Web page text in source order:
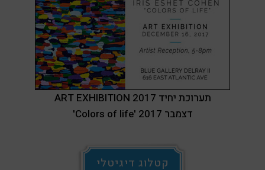
ART EXHIBITION 2017 תערוכת יחיד
'Colors of life' דצמבר 2017
קטלוג דיגיטלי